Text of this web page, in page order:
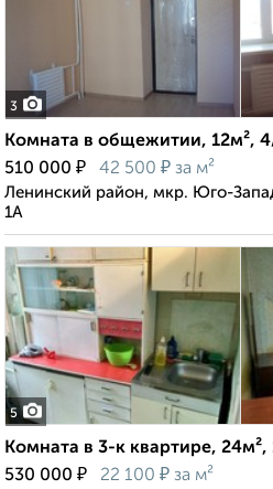
3
Комната в общежитии, 12м²,
510 000 ₽ 42 500 ₽ за м²
Ленинский район, мкр. Юго-
1А
5
Комната в 3-к квартире,
530 000 ₽ 22 100 ₽ за м²